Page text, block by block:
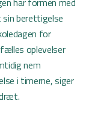
berettigelse
for
oplevelser
nem
i timerne, siger